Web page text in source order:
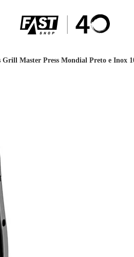
Grill Master Press Mondial Preto e Inox